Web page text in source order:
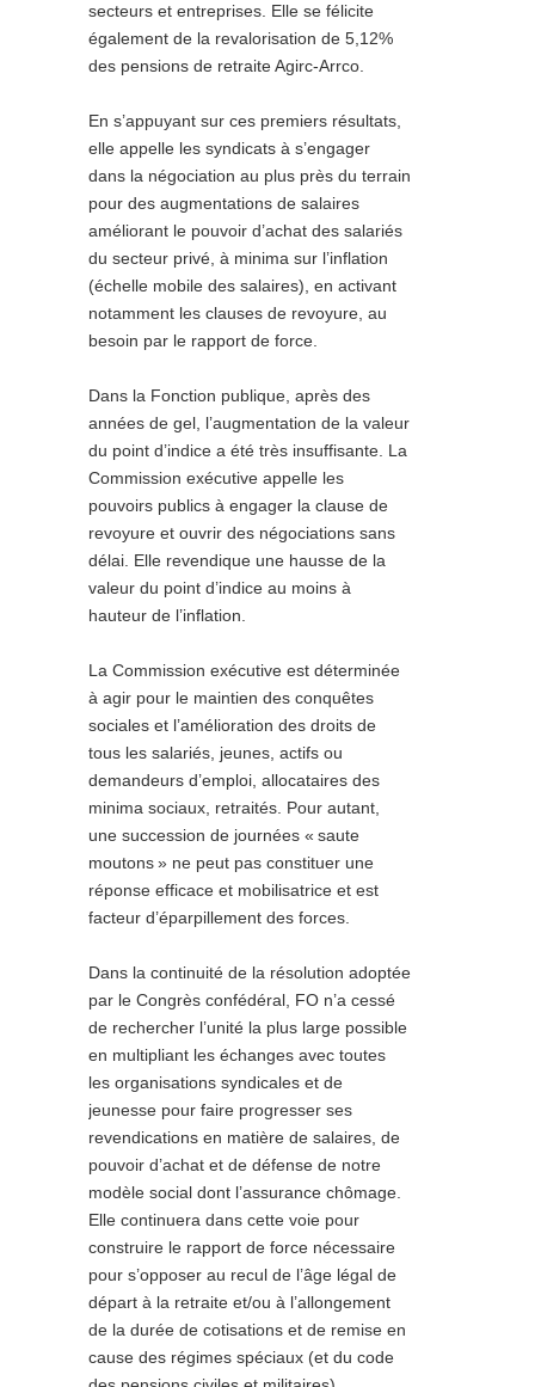
secteurs et entreprises. Elle se félicite
également de la revalorisation de 5,12%
des pensions de retraite Agirc-Arrco.
En s’appuyant sur ces premiers résultats,
elle appelle les syndicats à s’engager
dans la négociation au plus près du terrain
pour des augmentations de salaires
améliorant le pouvoir d’achat des salariés
du secteur privé, à minima sur l’inflation
(échelle mobile des salaires), en activant
notamment les clauses de revoyure, au
besoin par le rapport de force.
Dans la Fonction publique, après des
années de gel, l’augmentation de la valeur
du point d’indice a été très insuffisante. La
Commission exécutive appelle les
pouvoirs publics à engager la clause de
revoyure et ouvrir des négociations sans
délai. Elle revendique une hausse de la
valeur du point d’indice au moins à
hauteur de l’inflation.
La Commission exécutive est déterminée
à agir pour le maintien des conquêtes
sociales et l’amélioration des droits de
tous les salariés, jeunes, actifs ou
demandeurs d’emploi, allocataires des
minima sociaux, retraités. Pour autant,
une succession de journées « saute
moutons» ne peut pas constituer une
réponse efficace et mobilisatrice et est
facteur d’éparpillement des forces.
Dans la continuité de la résolution adoptée
par le Congrès confédéral, FO n’a cessé
de rechercher l’unité la plus large possible
en multipliant les échanges avec toutes
les organisations syndicales et de
jeunesse pour faire progresser ses
revendications en matière de salaires, de
pouvoir d’achat et de défense de notre
modèle social dont l’assurance chômage.
Elle continuera dans cette voie pour
construire le rapport de force nécessaire
pour s’opposer au recul de l’âge légal de
départ à la retraite et/ou à l’allongement
de la durée de cotisations et de remise en
cause des régimes spéciaux (et du code